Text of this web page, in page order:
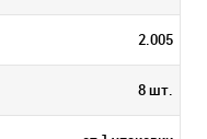
2.005
8 шт.